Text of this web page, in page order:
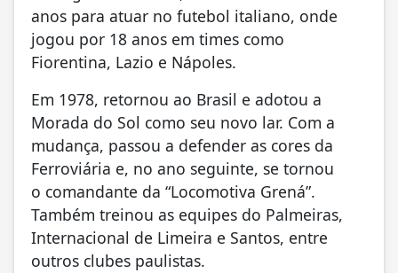
anos para atuar no futebol italiano, onde
jogou por 18 anos em times como
Fiorentina, Lazio e Nápoles.
Em 1978, retornou ao Brasil e adotou a
Morada do Sol como seu novo lar. Com a
mudança, passou a defender as cores da
Ferroviária e, no ano seguinte, se tornou
o comandante da “Locomotiva Grená”.
Também treinou as equipes do Palmeiras,
Internacional de Limeira e Santos, entre
outros clubes paulistas.